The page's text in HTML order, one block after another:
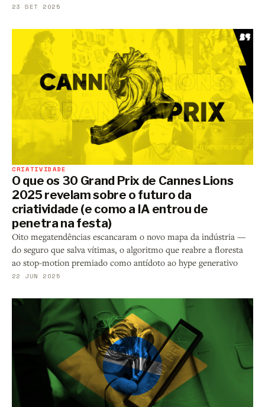
23 SET 2025
CRIATIVIDADE
O que os 30 Grand Prix de Cannes Lions
2025 revelam sobre o futuro da
criatividade (e como a IA entrou de
penetra na festa)
Oito megatendências escancaram o novo mapa da indústria —
do seguro que salva vítimas, o algoritmo que reabre a floresta
ao stop-motion premiado como antídoto ao hype generativo
22 JUN 2025